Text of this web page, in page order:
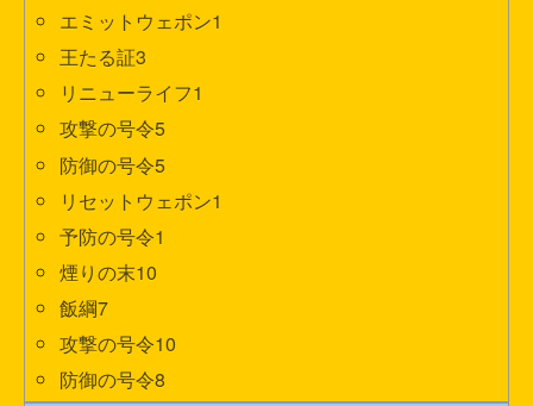
エミットウェポン1
王たる証3
リニューライフ1
攻撃の号令5
防御の号令5
リセットウェポン1
予防の号令1
煙りの末10
飯綱7
攻撃の号令10
防御の号令8